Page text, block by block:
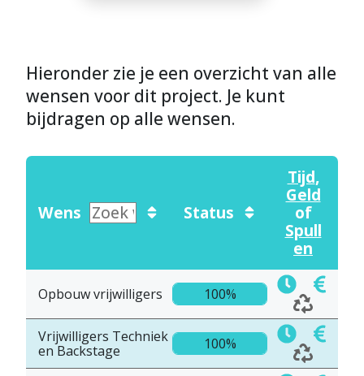
Hieronder zie je een overzicht van alle
wensen voor dit project. Je kunt
bijdragen op alle wensen.
Wens Status
Tijd,
Geld
of
Spull
en
Opbouw vrijwilligers 100%
Vrijwilligers Techniek
en Backstage
100%